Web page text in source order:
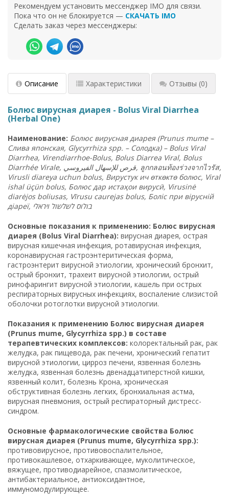
Рекомендуем установить мессенджер IMO для связи.
Пока что он не блокируется — СКАЧАТЬ IMO
Сделать заказ через мессенджеры:
Описание Характеристики Отзывы (0)
Болюс вирусная диарея - Bolus Viral Diarrhea
(Herbal One)
Наименование: Болюс вирусная диарея(Prunus mume –
Слива японская, Glycyrrhiza spp. – Солодка) – Bolus Viral
Diarrhea, Virendiarrhoe-Bolus, Bolus Diarrea Viral, Bolus
Diarrhée Virale,
قرص للإسهال الفيروسي , ลูกกลอนท้องร่วงจากไวรัส,
Virusli diareya uchun bolus, Вирустук ич өткөктө болюс, Viral
ishal üçün bolus, Болюс дар истаҳои вирусӣ, Virusinė
diarėjos boliusas, Vīrusu caurejas bolus, Боліс при вірусній
діареї, בולוס לשלשול ויראלי
Основные показания к применению: Болюс вирусная
диарея (Bolus Viral Diarrhea): вирусная диарея, острая
вирусная кишечная инфекция, ротавирусная инфекция,
коронавирусная гастроэнтеритическая форма,
гастроэнтерит вирусной этиологии, хронический бронхит,
острый бронхит, трахеит вирусной этиологии, острый
ринофарингит вирусной этиологии, кашель при острых
респираторных вирусных инфекциях, воспаление слизистой
оболочки ротоглотки вирусной этиологии.
Показания к применению Болюс вирусная диарея
(Prunus mume, Glycyrrhiza spp.) в составе
терапевтических комплексов: колоректальный рак, рак
желудка, рак пищевода, рак печени, хронический гепатит
вирусной этиологии, цирроз печени, язвенная болезнь
желудка, язвенная болезнь двенадцатиперстной кишки,
язвенный колит, болезнь Крона, хроническая
обструктивная болезнь легких, бронхиальная астма,
вирусная пневмония, острый респираторный дистресс-
синдром.
Основные фармакологические свойства Болюс
вирусная диарея (Prunus mume, Glycyrrhiza spp.):
противовирусное, противовоспалительное,
противокашлевое, отхаркивающее, муколитическое,
вяжущее, противодиарейное, спазмолитическое,
антибактериальное, антиоксидантное,
иммуномодулирующее.